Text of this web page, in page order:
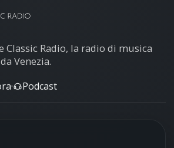
Classic Radio, la radio di musica
Venezia.
· Podcast